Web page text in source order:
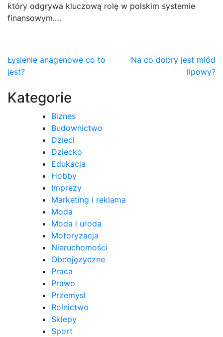
który odgrywa kluczową rolę w polskim systemie
finansowym.…
Nawigacja
wpisu
Łysienie anagenowe co to
jest?
Na co dobry jest miód
lipowy?
Kategorie
Biznes
Budownictwo
Dzieci
Dziecko
Edukacja
Hobby
Imprezy
Marketing i reklama
Moda
Moda i uroda
Motoryzacja
Nieruchomości
Obcojęzyczne
Praca
Prawo
Przemysł
Rolnictwo
Sklepy
Sport